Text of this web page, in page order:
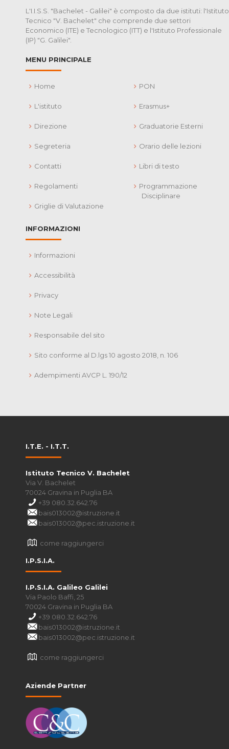
L'I.I.S.S. "Bachelet - Galilei" è composto da due istituti: l'Istituto
Tecnico "V. Bachelet" che comprende due settori
Economico (ITE) e Tecnologico (ITT) e l'Istituto Professionale
(IP) "G. Galilei".
MENU PRINCIPALE
Home
L'istituto
Direzione
Segreteria
Contatti
Regolamenti
Griglie di Valutazione
PON
Erasmus+
Graduatorie Esterni
Orario delle lezioni
Libri di testo
Programmazione
Disciplinare
INFORMAZIONI
Informazioni
Accessibilità
Privacy
Note Legali
Responsabile del sito
Sito conforme al D.lgs 10 agosto 2018, n. 106
Adempimenti AVCP L. 190/12
I.T.E. - I.T.T.
Istituto Tecnico V. Bachelet
Via V. Bachelet
70024 Gravina in Puglia BA
+39 080.32.642.76
bais013002@istruzione.it
bais013002@pec.istruzione.it
come raggiungerci
I.P.S.I.A.
I.P.S.I.A. Galileo Galilei
Via Paolo Baffi, 25
70024 Gravina in Puglia BA
+39 080.32.642.76
bais013002@istruzione.it
bais013002@pec.istruzione.it
come raggiungerci
Aziende Partner